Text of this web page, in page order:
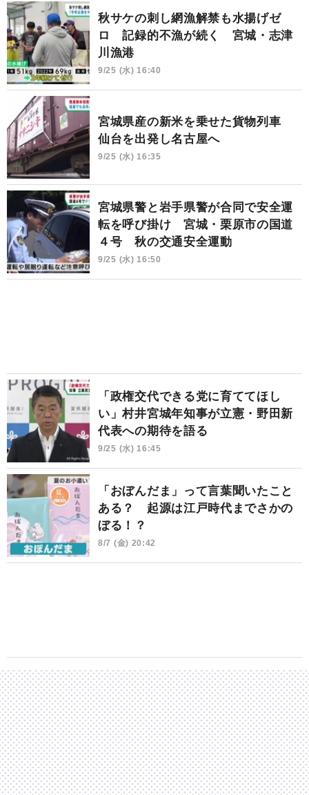
秋サケの刺し網漁解禁も水揚げゼ
ロ 記録的不漁が続く 宮城・志津
川漁港
9/25 (水) 16:40
宮城県産の新米を乗せた貨物列車
仙台を出発し名古屋へ
9/25 (水) 16:35
宮城県警と岩手県警が合同で安全運
転を呼び掛け 宮城・栗原市の国道
４号 秋の交通安全運動
9/25 (水) 16:50
「政権交代できる党に育ててほし
い」村井宮城年知事が立憲・野田新
代表への期待を語る
9/25 (水) 16:45
「おぼんだま」って言葉聞いたこと
ある？ 起源は江戸時代までさかの
ぼる！？
8/7 (金) 20:42